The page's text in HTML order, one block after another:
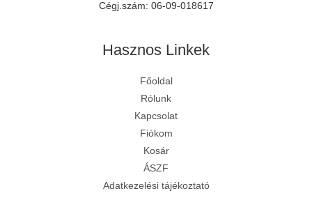
Cégj.szám: 06-09-018617
Hasznos Linkek
Főoldal
Rólunk
Kapcsolat
Fiókom
Kosár
ÁSZF
Adatkezelési tájékoztató